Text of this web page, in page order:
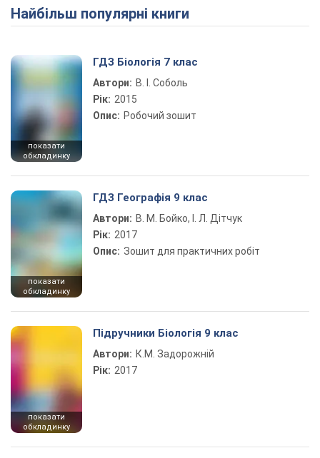
Найбільш популярні книги
показати
обкладинку
ГДЗ Біологія 7 клас
Автори: В. І. Соболь
Рік: 2015
Опис: Робочий зошит
показати
обкладинку
ГДЗ Географія 9 клас
Автори: В. М. Бойко, І. Л. Дітчук
Рік: 2017
Опис: Зошит для практичних робіт
показати
обкладинку
Підручники Біологія 9 клас
Автори: К.М. Задорожній
Рік: 2017